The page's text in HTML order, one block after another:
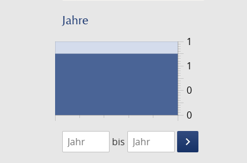
Jahre
0
1
0
1
1474
1475
bis
keyboard_arrow_right
Suche